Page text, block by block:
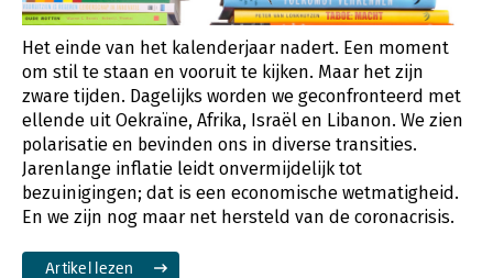
Het einde van het kalenderjaar nadert. Een moment
om stil te staan en vooruit te kijken. Maar het zijn
zware tijden. Dagelijks worden we geconfronteerd met
ellende uit Oekraïne, Afrika, Israël en Libanon. We zien
polarisatie en bevinden ons in diverse transities.
Jarenlange inflatie leidt onvermijdelijk tot
bezuinigingen; dat is een economische wetmatigheid.
En we zijn nog maar net hersteld van de coronacrisis.
Artikel lezen